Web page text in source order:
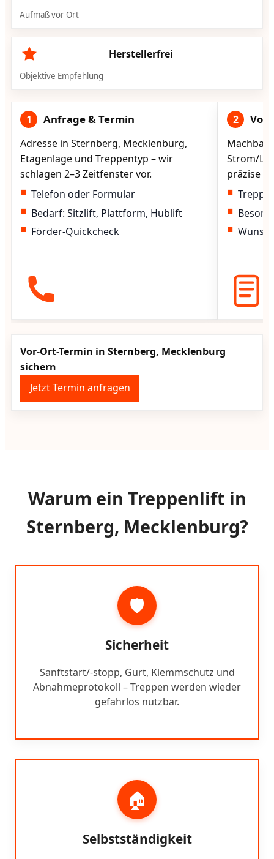
Aufmaß vor Ort
Herstellerfrei
Objektive Empfehlung
1 Anfrage & Termin
Adresse in Sternberg, Mecklenburg,
Etagenlage und Treppentyp – wir
schlagen 2–3 Zeitfenster vor.
Telefon oder Formular
Bedarf: Sitzlift, Plattform, Hublift
Förder-Quickcheck
2
Strom/
präzise
Vor-Ort-Termin in Sternberg, Mecklenburg
sichern
Jetzt Termin anfragen
Warum ein Treppenlift in
Sternberg, Mecklenburg?
🛡️
Sicherheit
Sanftstart/-stopp, Gurt, Klemmschutz und
Abnahmeprotokoll – Treppen werden wieder
gefahrlos nutzbar.
🏠
Selbstständigkeit